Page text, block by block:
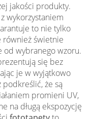
jakości produkty.
wykorzystaniem
to nie tylko
świetnie
od wybranego wzoru.
się bez
je w wyjątkowo
że są
promieni UV,
na długą ekspozycję